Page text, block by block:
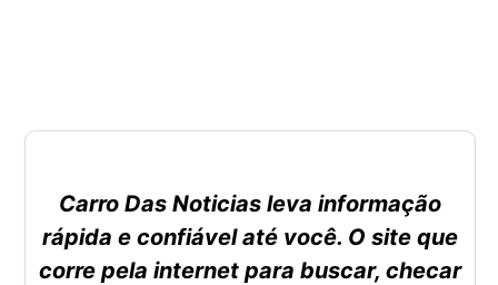
Carro Das Noticias leva informação
rápida e confiável até você. O site que
corre pela internet para buscar, checar